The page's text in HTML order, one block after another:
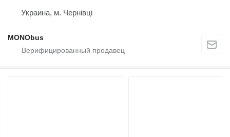
Украина, м. Чернівці
MONObus